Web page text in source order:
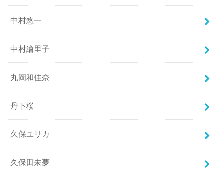
中村悠一
中村繪里子
丸岡和佳奈
丹下桜
久保ユリカ
久保田未夢